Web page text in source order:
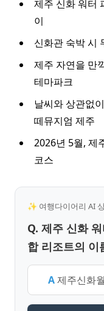
제주 신화 워터
이
신화관 숙박 시
제주 자연을 만
테마파크
날씨와 상관없
떼뮤지엄 제주
2026년 5월, 제
코스
✨ 여행다이어리 AI
Q. 제주 신화
합 리조트의 이
A제주신화